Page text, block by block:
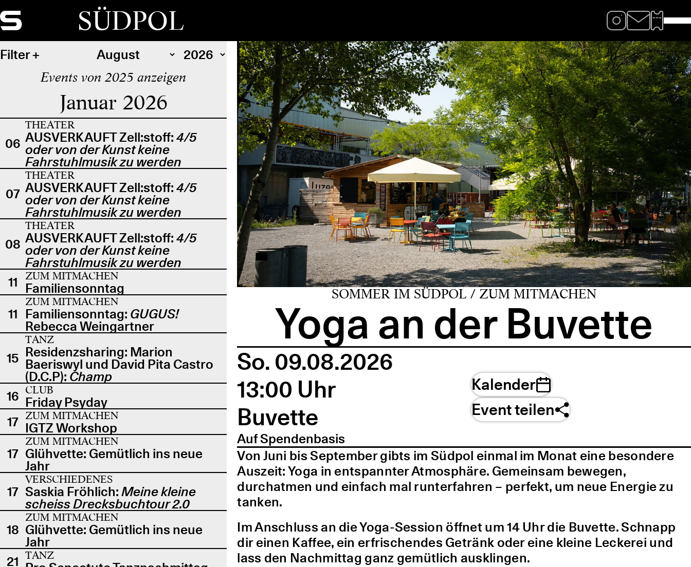
SÜDPOL
Filter
Events von 2025 anzeigen
Januar 2026
06
THEATER
AUSVERKAUFT Zell:stoff: 4/5
oder von der Kunst keine
Fahrstuhlmusik zu werden
07
THEATER
AUSVERKAUFT Zell:stoff: 4/5
oder von der Kunst keine
Fahrstuhlmusik zu werden
08
THEATER
AUSVERKAUFT Zell:stoff: 4/5
oder von der Kunst keine
Fahrstuhlmusik zu werden
11
ZUM MITMACHEN
Familiensonntag
11
ZUM MITMACHEN
Familiensonntag: GUGUS!
Rebecca Weingartner
15
TANZ
Residenzsharing: Marion
Baeriswyl und David Pita Castro
(D.C.P): Champ
16 CLUB
Friday Psyday
17 ZUM MITMACHEN
IGTZ Workshop
17
ZUM MITMACHEN
Glühvette: Gemütlich ins neue
Jahr
17
VERSCHIEDENES
Saskia Fröhlich: Meine kleine
scheiss Drecksbuchtour 2.0
18
ZUM MITMACHEN
Glühvette: Gemütlich ins neue
Jahr
21 TANZ
SOMMER IM SÜDPOL / ZUM MITMACHEN
Yoga an der Buvette
So. 09.08.2026
13:00 Uhr
Buvette
Auf Spendenbasis
Kalender
Event teilen
Von Juni bis September gibts im Südpol einmal im Monat eine besondere
Auszeit: Yoga in entspannter Atmosphäre. Gemeinsam bewegen,
durchatmen und einfach mal runterfahren – perfekt, um neue Energie zu
tanken.
Im Anschluss an die Yoga-Session öffnet um 14 Uhr die Buvette. Schnapp
dir einen Kaffee, ein erfrischendes Getränk oder eine kleine Leckerei und
lass den Nachmittag ganz gemütlich ausklingen.